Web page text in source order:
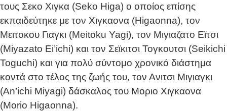
τους Σεκο Χιγκα (Seko Higa) ο οποίος επίσης
εκπαιδεύτηκε με τον Χιγκαονα (Higaonna), τον
Μειτοκου Γιαγκι (Meitoku Yagi), τον Μιγιαζατο Εϊτσι
(Miyazato Ei’ichi) και τον Σεϊκιτσι Τογκουτσι (Seikichi
Toguchi) και για πολύ σύντομο χρονικό διάστημα
κοντά στο τέλος της ζωής του, τον Ανιτσι Μιγιαγκι
(An’ichi Miyagi) δάσκαλος του Μοριο Χιγκαονα
(Morio Higaonna).